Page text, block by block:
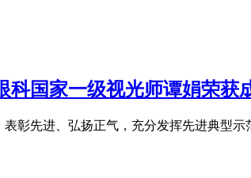
科国家一级视光师谭娟荣获
表彰先进、弘扬正气，充分发挥先进典型